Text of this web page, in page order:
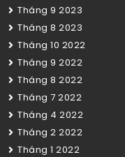
Tháng 9 2023
Tháng 8 2023
Tháng 10 2022
Tháng 9 2022
Tháng 8 2022
Tháng 7 2022
Tháng 4 2022
Tháng 2 2022
Tháng 1 2022